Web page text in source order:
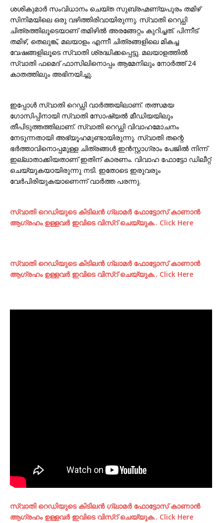
ശശികുമാർ സംവിധാനം ചെയ്ത സുബ്രഹ്മണ്യപുരം തമിഴ്
സിനിമയിലെ ഒരു വഴിത്തിരിവായിരുന്നു. സ്വാതി റെഡ്ഡി
ചിത്രത്തിലൂടെയാണ് തമിഴിൽ അരങ്ങേറ്റം കുറിച്ചത്. പിന്നീട്
തമിഴ്, തെലുങ്ക്, മലയാളം എന്നീ ചിത്രങ്ങളിലെ മികച്ച
വേഷങ്ങളിലൂടെ സ്വാതി ശ്രദ്ധിക്കപ്പെട്ടു. മലയാളത്തിൽ
സ്വാതി ഫമെദ് ഫാസിലിനൊപ്പം ആമേനിലും നോർത്ത് 24
കാതത്തിലും അഭിനയിച്ചു.
ഇപ്പോൾ സ്വാതി റെഡ്ഡി വാർത്തയിലാണ്. തത്സമയ
ഗോസിപ്പിനായി സ്വാതി സോഷ്യൽ മീഡിയയിലും
തീപിടുത്തത്തിലാണ്. സ്വാതി റെഡ്ഡി വിവാഹമോചനം
നേടുന്നതായി അഭ്യൂഹമുണ്ടായിരുന്നു. സ്വാതി തന്റെ
ഭർത്താവിനൊപ്പമുള്ള ചിത്രങ്ങൾ ഇൻസ്റ്റാഗ്രാം പേജിൽ നിന്ന്
ഇല്ലാതാക്കിയതാണ് ഇതിന് കാരണം. വിവാഹ ഫോട്ടോ ഡിലീറ്റ്
ചെയ്യുകയായിരുന്നു നടി. ഇതോടെ ഇരുവരും
വേർപിരിയുകയാണെന്ന് വാർത്ത പരന്നു.
സ്വാതി റെഡിയുടെ കിടിലന്‍ ഗ്ലാമര്‍ ഫോട്ടോസ് കാണാന്‍
ആഗ്രഹം ഉള്ളവര്‍ ഇവിടെ വിസ്റ് ചെയ്യുക.. Click Here
സ്വാതി റെഡിയുടെ കിടിലന്‍ ഗ്ലാമര്‍ ഫോട്ടോസ് കാണാന്‍
ആഗ്രഹം ഉള്ളവര്‍ ഇവിടെ വിസ്റ് ചെയ്യുക.. Click Here
സ്വാതി റെഡിയുടെ കിടിലന്‍ ഗ്ലാമര്‍ ഫോട്ടോസ് കാണാന്‍
ആഗ്രഹം ഉള്ളവര്‍ ഇവിടെ വിസ്റ് ചെയ്യുക.. Click Here